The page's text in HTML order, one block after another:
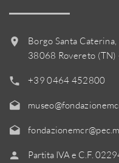
Borgo Santa Caterina,
38068 Rovereto (TN)
+39 0464 452800
Partita IVA e C.F.